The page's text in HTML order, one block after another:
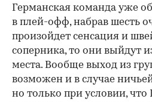
Германская команда уже
в плей-офф, набрав шесть
произойдет сенсация и
соперника, то они выйдут
места. Вообще выход из
возможен и в случае
но только при условии,